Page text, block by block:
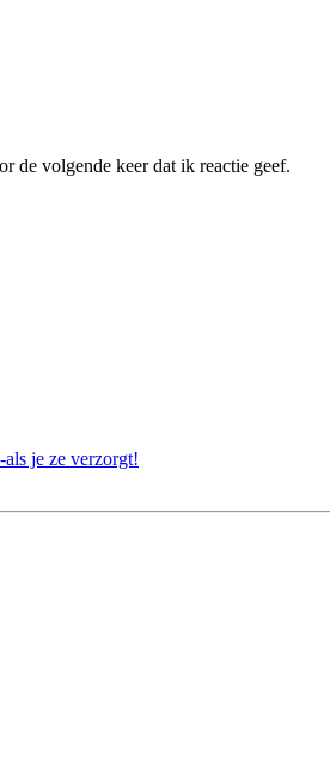
de volgende keer dat ik reactie geef.
je ze verzorgt!